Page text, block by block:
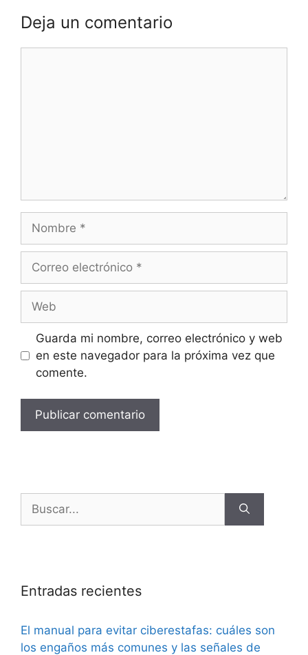
Deja un comentario
Guarda mi nombre, correo electrónico y web
en este navegador para la próxima vez que
comente.
Entradas recientes
El manual para evitar ciberestafas: cuáles son
los engaños más comunes y las señales de